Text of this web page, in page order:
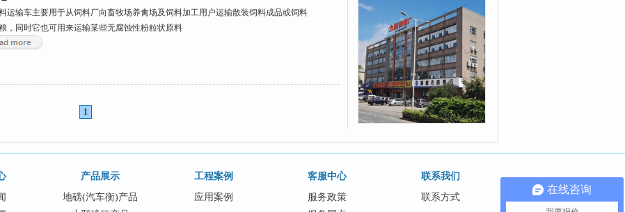
运输车主要用于从饲料厂向畜牧场养禽场及饲料加工用户运输散装饲料成品或饲料
，同时它也可用来运输某些无腐蚀性粉粒状原料
1
产品展示
地磅(汽车衡)产品
工程案例
应用案例
客服中心
服务政策
联系我们
联系方式
在线咨询